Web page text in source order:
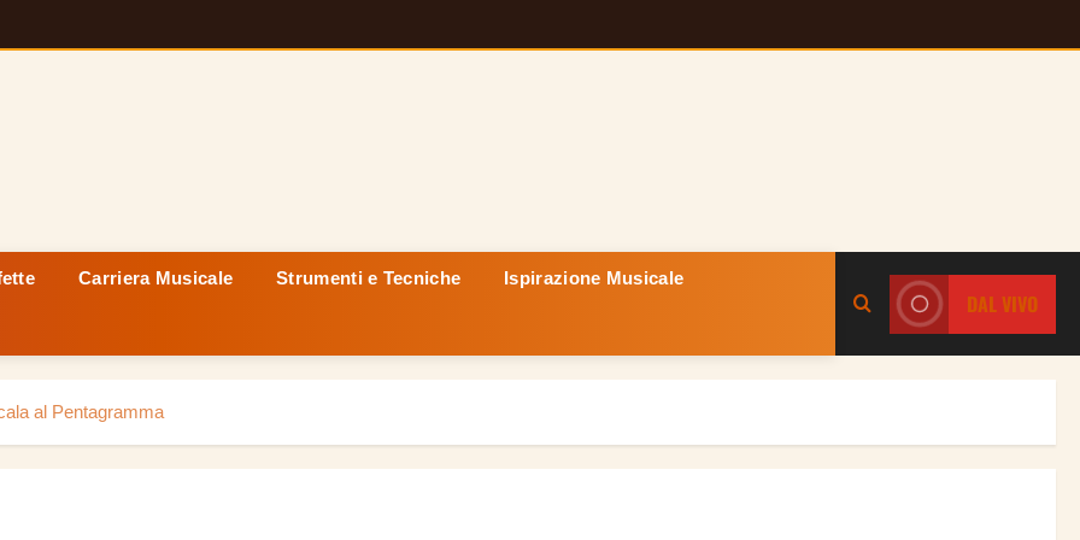
Carriera Musicale Strumenti e Tecniche Ispirazione Musicale
DAL VIVO
al Pentagramma